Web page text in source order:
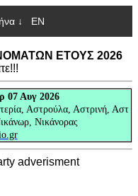
↓ EN
ΕΤΟΥΣ 2026
07 Αυγ 2026
Αστρούλα, Αστρινή, Αστ
Νικάνορας
adverisment